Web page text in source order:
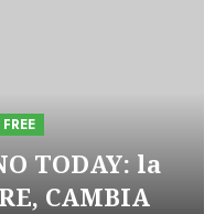
FREE
TODAY: la
CAMBIA